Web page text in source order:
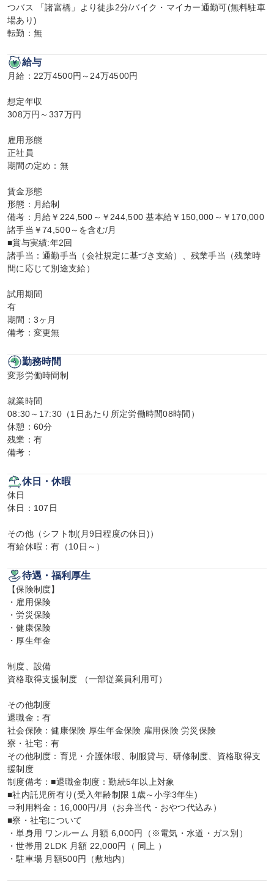
つバス 「諸富橋」より徒歩2分/バイク・マイカー通勤可(無料駐車
場あり)
転勤：無
給与
月給：22万4500円～24万4500円
想定年収
308万円～337万円
雇用形態
正社員
期間の定め：無
賃金形態
形態：月給制
備考：月給￥224,500～￥244,500 基本給￥150,000～￥170,000
諸手当￥74,500～を含む/月
■賞与実績:年2回
諸手当：通勤手当（会社規定に基づき支給）、残業手当（残業時
間に応じて別途支給）
試用期間
有
期間：3ヶ月
備考：変更無
勤務時間
変形労働時間制
就業時間
08:30～17:30（1日あたり所定労働時間08時間）
休憩：60分
残業：有
備考：
休日・休暇
休日
休日：107日
その他（シフト制(月9日程度の休日)）
有給休暇：有（10日～）
待遇・福利厚生
【保険制度】
・雇用保険
・労災保険
・健康保険
・厚生年金
制度、設備
資格取得支援制度 （一部従業員利用可）
その他制度
退職金：有
社会保険：健康保険 厚生年金保険 雇用保険 労災保険
寮・社宅：有
その他制度：育児・介護休暇、制服貸与、研修制度、資格取得支
援制度
制度備考：■退職金制度：勤続5年以上対象
■社内託児所有り(受入年齢制限 1歳～小学3年生)
⇒利用料金：16,000円/月（お弁当代・おやつ代込み）
■寮・社宅について
・単身用 ワンルーム 月額 6,000円（※電気・水道・ガス別）
・世帯用 2LDK 月額 22,000円（ 同上 ）
・駐車場 月額500円（敷地内）